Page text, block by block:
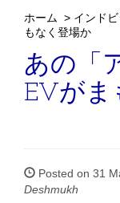
ホーム > インド
もなく登場か
あの「
EVがま
Posted on 31
Deshmukh